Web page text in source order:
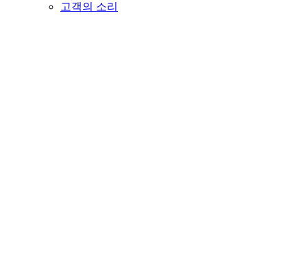
고객의 소리